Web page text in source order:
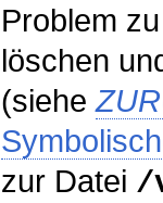
Problem
löschen
(siehe
zur Datei /